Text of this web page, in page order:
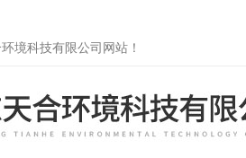
境科技有限公司网站 ！